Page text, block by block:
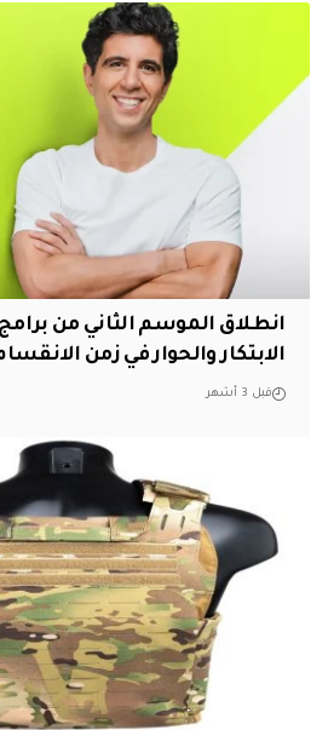
انطلاق الموسم الثاني من
الابتكار والحوار في زمن
قبل 3 أشهر